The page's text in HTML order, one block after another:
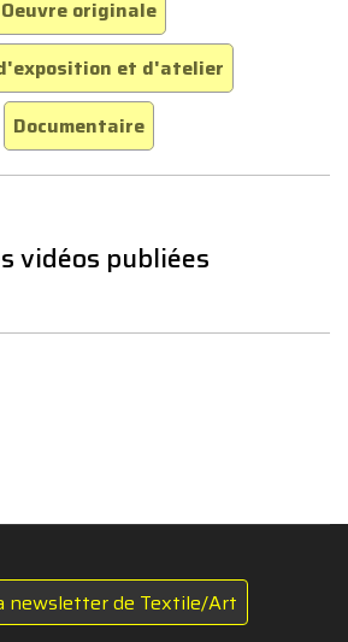
Oeuvre originale
et d'atelier
Documentaire
vidéos publiées
newsletter de Textile/Art